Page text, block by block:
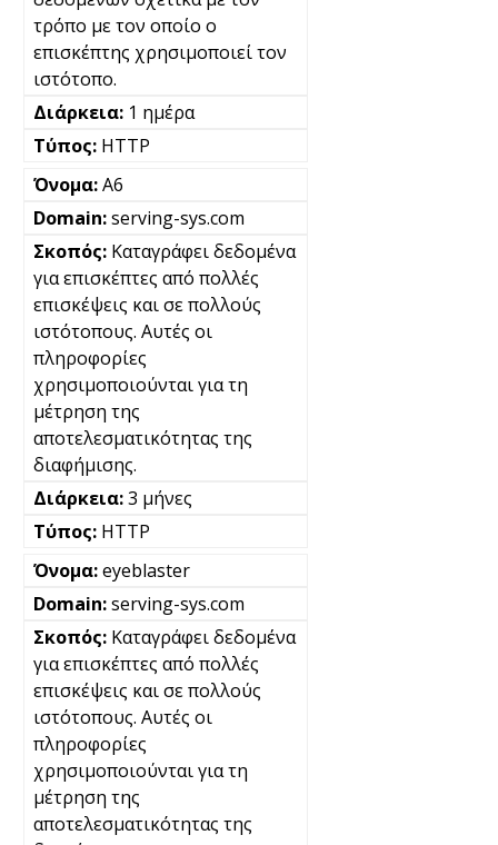
τρόπο με τον οποίο ο
επισκέπτης χρησιμοποιεί τον
ιστότοπο.
1 ημέρα
HTTP
A6
serving-sys.com
Καταγράφει δεδομένα
για επισκέπτες από πολλές
επισκέψεις και σε πολλούς
ιστότοπους. Αυτές οι
πληροφορίες
χρησιμοποιούνται για τη
μέτρηση της
αποτελεσματικότητας της
διαφήμισης.
3 μήνες
HTTP
eyeblaster
serving-sys.com
Καταγράφει δεδομένα
για επισκέπτες από πολλές
επισκέψεις και σε πολλούς
ιστότοπους. Αυτές οι
πληροφορίες
χρησιμοποιούνται για τη
μέτρηση της
αποτελεσματικότητας της